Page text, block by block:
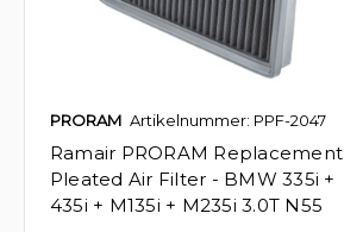
PRORAM Artikelnummer: PPF-2047
Ramair PRORAM Replacement
Pleated Air Filter - BMW 335i +
435i + M135i + M235i 3.0T N55